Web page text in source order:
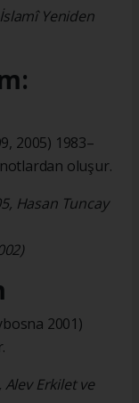
Yeniden
2005) 1983–
oluşur.
Hasan Tuncay
2001)
Alev Erkilet ve